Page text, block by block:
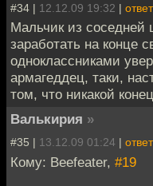
#34 | 12.12.09 19:32 |
Мальчик из соседней
заработать на конце
одноклассниками
армагеддец, таки,
том, что никакой
Валькирия »
#35 | 13.12.09 01:24 |
Кому: Beefeater, #19